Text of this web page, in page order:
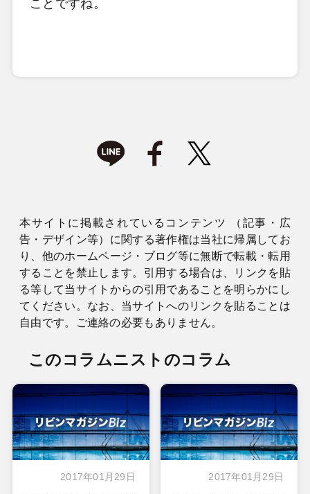
ことですね。
本サイトに掲載されているコンテンツ （記事・広
告・デザイン等）に関する著作権は当社に帰属してお
り、他のホームページ・ブログ等に無断で転載・転用
することを禁止します。引用する場合は、リンクを貼
る等して当サイトからの引用であることを明らかにし
てください。なお、当サイトへのリンクを貼ることは
自由です。ご連絡の必要もありません。
このコラムニストのコラム
2017年01月29日 2017年01月29日